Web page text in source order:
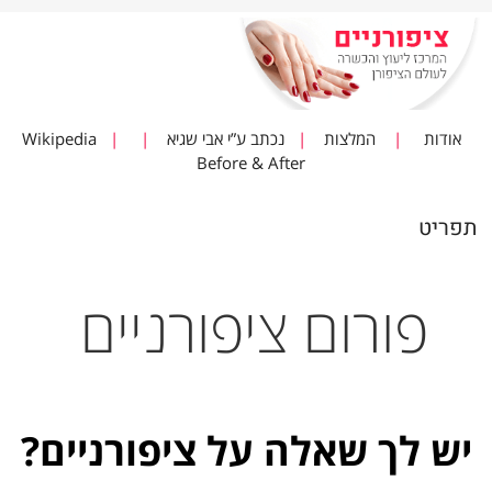
אודות | המלצות | נכתב ע”י אבי שגיא |
Wikipedia
|
Before & After
תפריט
פורום ציפורניים
יש לך שאלה על ציפורניים?